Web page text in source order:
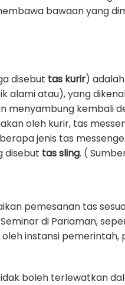
bawaan yang
disebut tas kurir)
alami atau), yang
menyambung kembali
oleh kurir, tas
jenis tas
disebut tas sling. (
pemesanan tas
di Pariaman,
instansi
boleh terlewatkan